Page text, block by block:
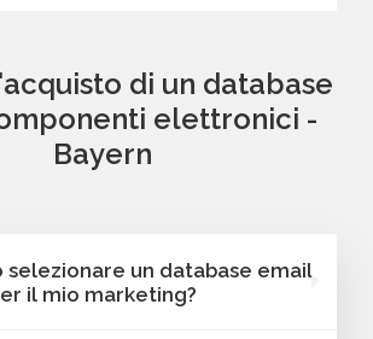
di un database
elettronici -
Bayern
selezionare un database email
il mio marketing?